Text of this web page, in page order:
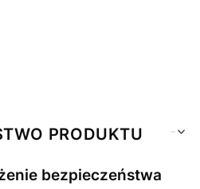
PRODUKTU
bezpieczeństwa